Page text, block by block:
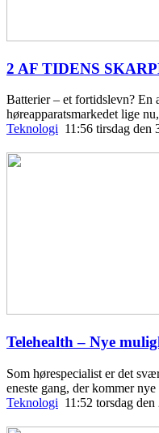
2 AF TIDENS
Batterier – et fortidslevn? En
høreapparatsmarkedet lige
Teknologi 11:56 tirsdag den
Telehealth – Nye
Som hørespecialist er det
eneste gang, der kommer nye
Teknologi 11:52 torsdag